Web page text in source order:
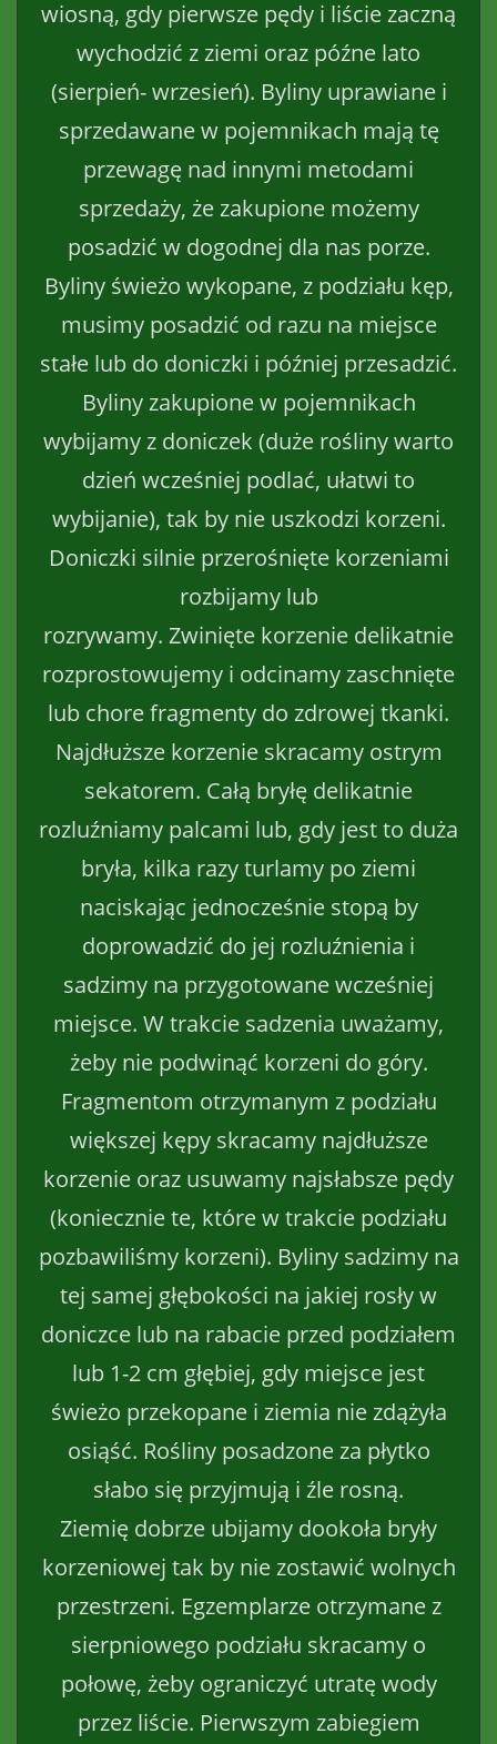
wiosną, gdy pierwsze pędy i liście zaczną
wychodzić z ziemi oraz późne lato
(sierpień- wrzesień). Byliny uprawiane i
sprzedawane w pojemnikach mają tę
przewagę nad innymi metodami
sprzedaży, że zakupione możemy
posadzić w dogodnej dla nas porze.
Byliny świeżo wykopane, z podziału kęp,
musimy posadzić od razu na miejsce
stałe lub do doniczki i później przesadzić.
Byliny zakupione w pojemnikach
wybijamy z doniczek (duże rośliny warto
dzień wcześniej podlać, ułatwi to
wybijanie), tak by nie uszkodzi korzeni.
Doniczki silnie przerośnięte korzeniami
rozbijamy lub
rozrywamy. Zwinięte korzenie delikatnie
rozprostowujemy i odcinamy zaschnięte
lub chore fragmenty do zdrowej tkanki.
Najdłuższe korzenie skracamy ostrym
sekatorem. Całą bryłę delikatnie
rozluźniamy palcami lub, gdy jest to duża
bryła, kilka razy turlamy po ziemi
naciskając jednocześnie stopą by
doprowadzić do jej rozluźnienia i
sadzimy na przygotowane wcześniej
miejsce. W trakcie sadzenia uważamy,
żeby nie podwinąć korzeni do góry.
Fragmentom otrzymanym z podziału
większej kępy skracamy najdłuższe
korzenie oraz usuwamy najsłabsze pędy
(koniecznie te, które w trakcie podziału
pozbawiliśmy korzeni). Byliny sadzimy na
tej samej głębokości na jakiej rosły w
doniczce lub na rabacie przed podziałem
lub 1-2 cm głębiej, gdy miejsce jest
świeżo przekopane i ziemia nie zdążyła
osiąść. Rośliny posadzone za płytko
słabo się przyjmują i źle rosną.
Ziemię dobrze ubijamy dookoła bryły
korzeniowej tak by nie zostawić wolnych
przestrzeni. Egzemplarze otrzymane z
sierpniowego podziału skracamy o
połowę, żeby ograniczyć utratę wody
przez liście. Pierwszym zabiegiem